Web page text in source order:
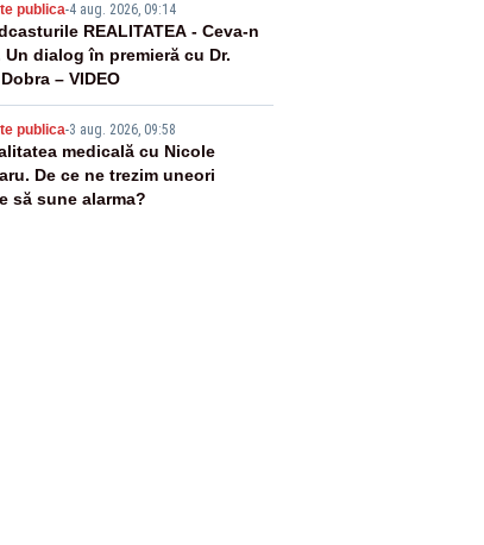
publica-4 aug. 2026, 09:14
REALITATEA - Ceva-n
Un dialog în premieră cu Dr.
– VIDEO
publica-3 aug. 2026, 09:58
medicală cu Nicole
De ce ne trezim uneori
să sune alarma?